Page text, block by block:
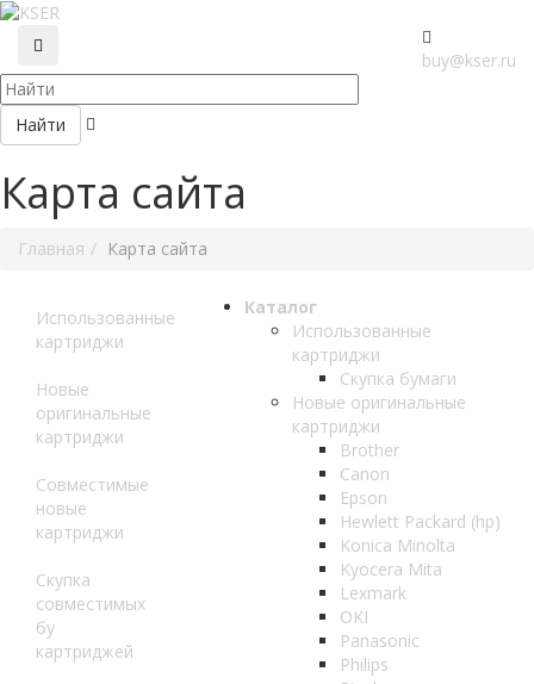
buy@kser.ru
Найти
Карта сайта
Главная Карта сайта
Использованные
картриджи
Новые
оригинальные
картриджи
Совместимые
новые
картриджи
Скупка
совместимых
бу
картриджей
Каталог
Использованные
картриджи
Скупка бумаги
Новые оригинальные
картриджи
Brother
Canon
Epson
Hewlett Packard (hp)
Konica Minolta
Kyocera Mita
Lexmark
OKI
Panasonic
Philips